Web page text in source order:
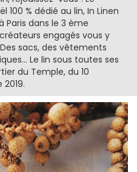
100 % dédié au lin, In Linen
Paris dans le 3 ème
engagés vous y
sacs, des vêtements
Le lin sous toutes ses
du Temple, du 10